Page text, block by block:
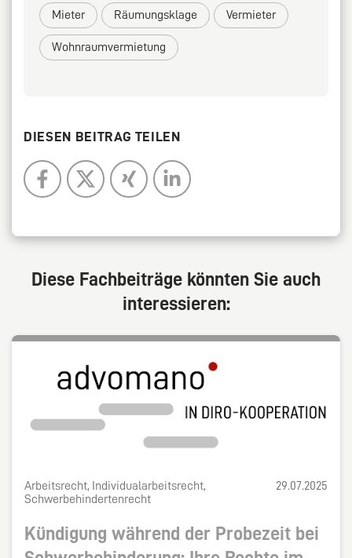
Mieter Räumungsklage Vermieter
Wohnraumvermietung
DIESEN BEITRAG TEILEN
Diese Fachbeiträge könnten Sie auch
interessieren:
Arbeitsrecht, Individualarbeitsrecht,
Schwerbehindertenrecht
29.07.2025
Kündigung während der Probezeit bei